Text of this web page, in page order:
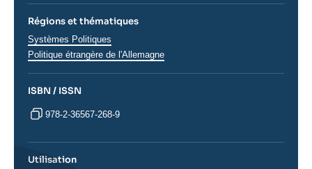
Régions et thématiques
Thématiques
analyses
Systèmes Politiques
Régions
Politique étrangère de l'Allemagne
ISBN / ISSN
978-2-36567-268-9
Utilisation